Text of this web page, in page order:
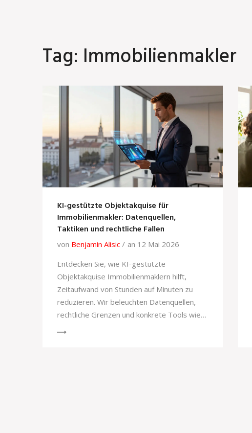
Tag: Immobilienmakler
KI-gestützte Objektakquise für
Immobilienmakler: Datenquellen,
Taktiken und rechtliche Fallen
von Benjamin Alisic
an 12 Mai 2026
Entdecken Sie, wie KI-gestützte
Objektakquise Immobilienmaklern hilft,
Zeitaufwand von Stunden auf Minuten zu
reduzieren. Wir beleuchten Datenquellen,
rechtliche Grenzen und konkrete Tools wie